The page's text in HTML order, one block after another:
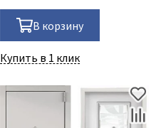
В корзину
Купить в 1 клик